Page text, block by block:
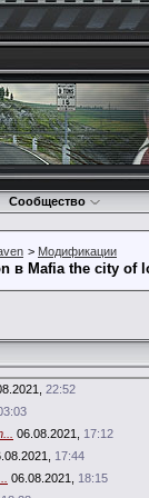
Сообщество
> Модификации
в Mafia the city of
22:52
06.08.2021, 17:12
17:44
06.08.2021, 18:15